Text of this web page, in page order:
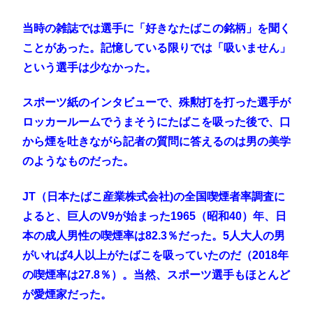
当時の雑誌では選手に「好きなたばこの銘柄」を聞く
ことがあった。記憶している限りでは「吸いません」
という選手は少なかった。
スポーツ紙のインタビューで、殊勲打を打った選手が
ロッカールームでうまそうにたばこを吸った後で、口
から煙を吐きながら記者の質問に答えるのは男の美学
のようなものだった。
JT（日本たばこ産業株式会社)の全国喫煙者率調査に
よると、巨人のV9が始まった1965（昭和40）年、日
本の成人男性の喫煙率は82.3％だった。5人大人の男
がいれば4人以上がたばこを吸っていたのだ（2018年
の喫煙率は27.8％）。当然、スポーツ選手もほとんど
が愛煙家だった。